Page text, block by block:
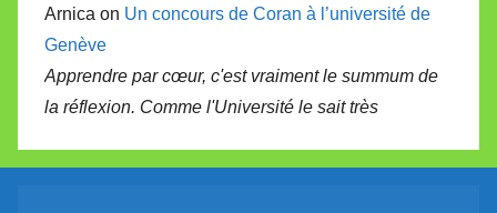
Arnica on Un concours de Coran à l’université de
Genève
Apprendre par cœur, c'est vraiment le summum de
la réflexion. Comme l'Université le sait très